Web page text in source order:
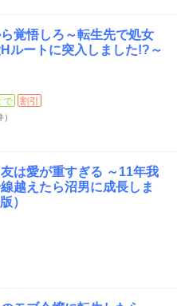
覚悟しろ～転生先で処女
ルートに突入しました!?～
で 割引
）
は愛が重すぎる ～11年我
越えたら沼男に成長しま
）